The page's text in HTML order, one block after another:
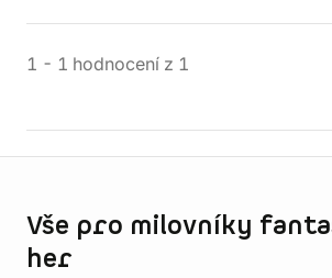
1 - 1 hodnocení z 1
Vše pro milovníky
her